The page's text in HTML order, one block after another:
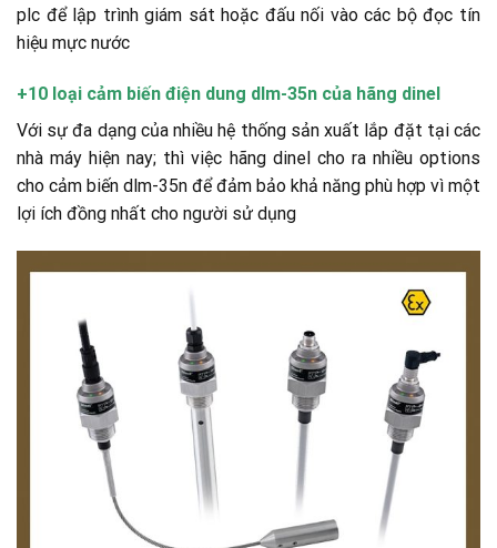
plc để lập trình giám sát hoặc đấu nối vào các bộ đọc tín
hiệu mực nước
+10 loại cảm biến điện dung dlm-35n của hãng dinel
Với sự đa dạng của nhiều hệ thống sản xuất lắp đặt tại các
nhà máy hiện nay; thì việc hãng dinel cho ra nhiều options
cho cảm biến dlm-35n để đảm bảo khả năng phù hợp vì một
lợi ích đồng nhất cho người sử dụng